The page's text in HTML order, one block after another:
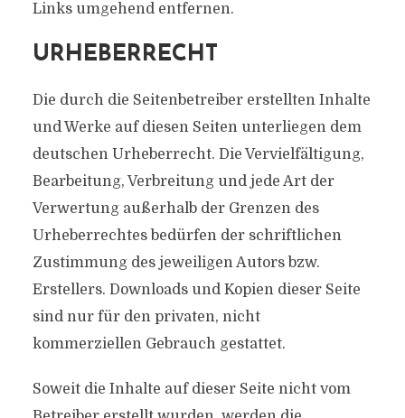
Links umgehend entfernen.
URHEBERRECHT
Die durch die Seitenbetreiber erstellten Inhalte
und Werke auf diesen Seiten unterliegen dem
deutschen Urheberrecht. Die Vervielfältigung,
Bearbeitung, Verbreitung und jede Art der
Verwertung außerhalb der Grenzen des
Urheberrechtes bedürfen der schriftlichen
Zustimmung des jeweiligen Autors bzw.
Erstellers. Downloads und Kopien dieser Seite
sind nur für den privaten, nicht
kommerziellen Gebrauch gestattet.
Soweit die Inhalte auf dieser Seite nicht vom